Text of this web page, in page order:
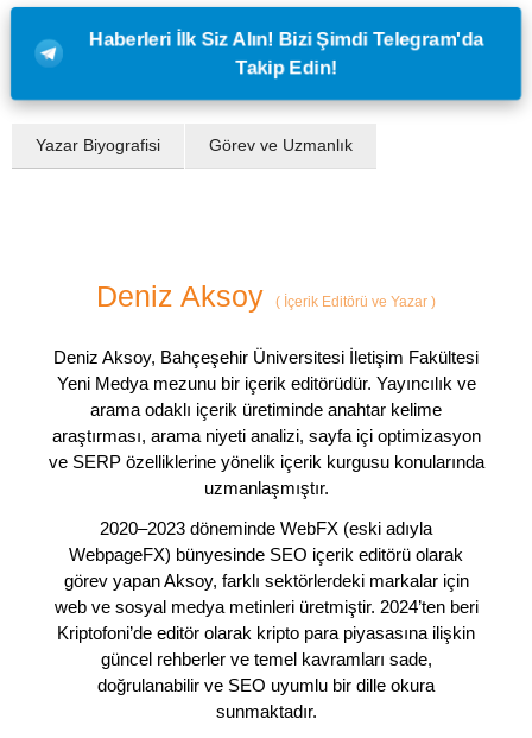
Haberleri İlk Siz Alın! Bizi Şimdi Telegram'da
Takip Edin!
Yazar Biyografisi Görev ve Uzmanlık
Deniz Aksoy ( İçerik Editörü ve Yazar )
Deniz Aksoy, Bahçeşehir Üniversitesi İletişim Fakültesi
Yeni Medya mezunu bir içerik editörüdür. Yayıncılık ve
arama odaklı içerik üretiminde anahtar kelime
araştırması, arama niyeti analizi, sayfa içi optimizasyon
ve SERP özelliklerine yönelik içerik kurgusu konularında
uzmanlaşmıştır.
2020–2023 döneminde WebFX (eski adıyla
WebpageFX) bünyesinde SEO içerik editörü olarak
görev yapan Aksoy, farklı sektörlerdeki markalar için
web ve sosyal medya metinleri üretmiştir. 2024’ten beri
Kriptofoni’de editör olarak kripto para piyasasına ilişkin
güncel rehberler ve temel kavramları sade,
doğrulanabilir ve SEO uyumlu bir dille okura
sunmaktadır.